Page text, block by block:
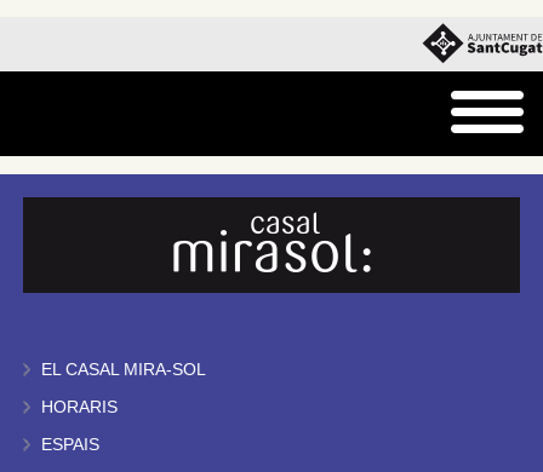
EL CASAL MIRA-SOL
HORARIS
ESPAIS